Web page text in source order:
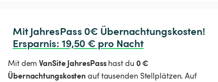
Ersparnis: 19,50 € pro Nacht
Mit demVanSite JahresPasshast du 0 €
Übernachtungskostenauf tausenden Stellplätzen. Auf